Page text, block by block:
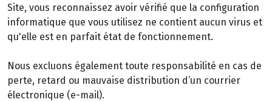
Site, vous reconnaissez avoir vérifié que la configuration
informatique que vous utilisez ne contient aucun virus et
qu'elle est en parfait état de fonctionnement.
Nous excluons également toute responsabilité en cas de
perte, retard ou mauvaise distribution d’un courrier
électronique (e-mail).